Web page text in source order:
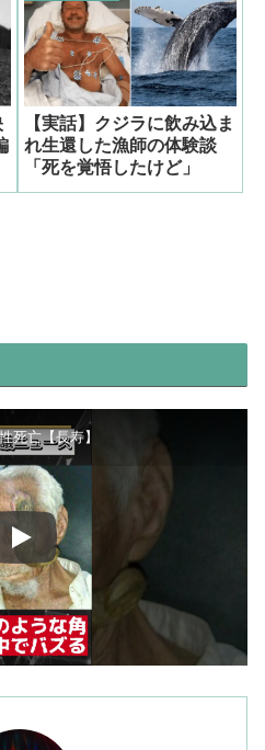
【実話】クジラに飲み込ま
れ生還した漁師の体験談
「死を覚悟したけど」
死亡【長寿】